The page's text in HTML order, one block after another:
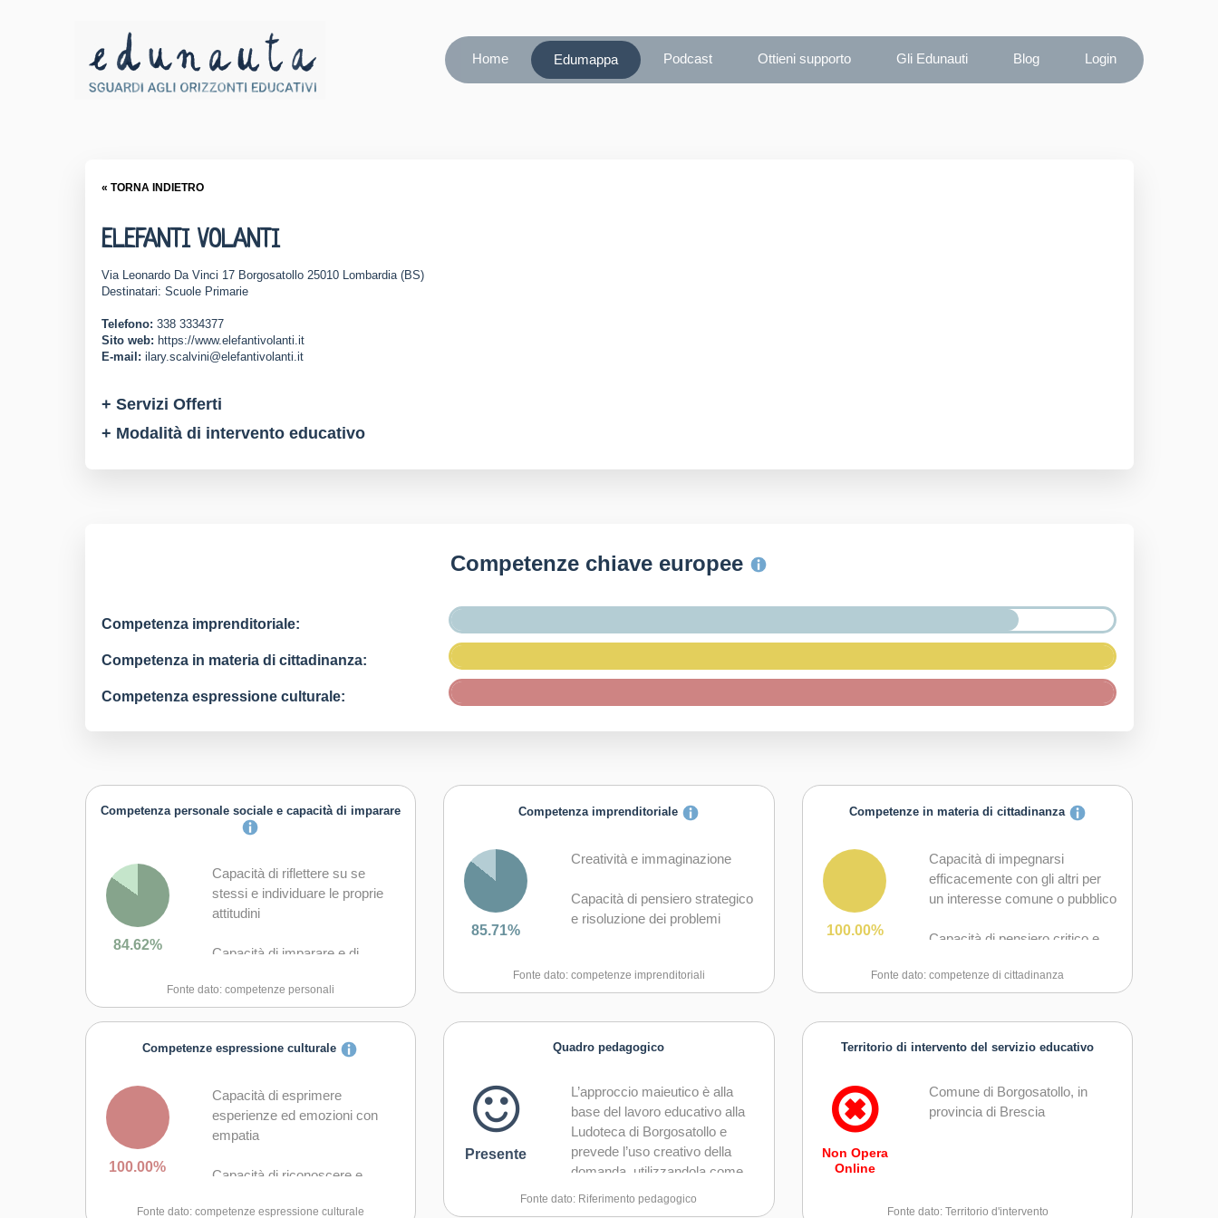
Home Edumappa Podcast Ottieni supporto Gli Edunauti Blog Login
« TORNA INDIETRO
ELEFANTI VOLANTI
Via Leonardo Da Vinci 17 Borgosatollo 25010 Lombardia (BS)
Destinatari: Scuole Primarie
Telefono: 338 3334377
Sito web: https://www.elefantivolanti.it
E-mail: ilary.scalvini@elefantivolanti.it
+ Servizi Offerti
+ Modalità di intervento educativo
Competenze chiave europee
Competenza imprenditoriale:
Competenza in materia di cittadinanza:
Competenza espressione culturale:
Competenza personale sociale e capacità di imparare
84.62%
Capacità di riflettere su se
stessi e individuare le proprie
attitudini
Capacità di imparare e di
collaborativa sia in maniera
autonoma
Capacità di lavorare con gli altri
Capacità di comunicare
costruttivamente in ambienti
provare empatia
Fonte dato: competenze personali
Competenza imprenditoriale
85.71%
Creatività e immaginazione
Capacità di pensiero strategico
e risoluzione dei problemi
in azioni
Capacità di riflessione critica e
Capacità di lavorare sia in
modalità collaborativa in gruppo
sia in maniera autonoma
Capacità di comunicare e
Fonte dato: competenze imprenditoriali
Competenze in materia di cittadinanza
100.00%
Capacità di impegnarsi
efficacemente con gli altri per
un interesse comune o pubblico
Capacità di pensiero critico e
dei problemi
Fonte dato: competenze di cittadinanza
Competenze espressione culturale
100.00%
Capacità di esprimere
esperienze ed emozioni con
empatia
Capacità di riconoscere e
Fonte dato: competenze espressione culturale
Quadro pedagogico
Presente
L’approccio maieutico è alla
base del lavoro educativo alla
Ludoteca di Borgosatollo e
prevede l’uso creativo della
domanda, utilizzandola come
forma di sviluppo
Fonte dato: Riferimento pedagogico
Territorio di intervento del servizio educativo
Non Opera
Online
Comune di Borgosatollo, in
provincia di Brescia
Fonte dato: Territorio d'intervento